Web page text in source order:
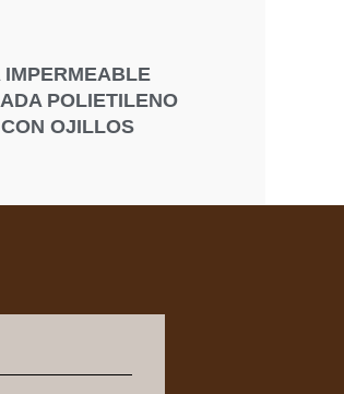
IMPERMEABLE
POLIETILENO
OJILLOS